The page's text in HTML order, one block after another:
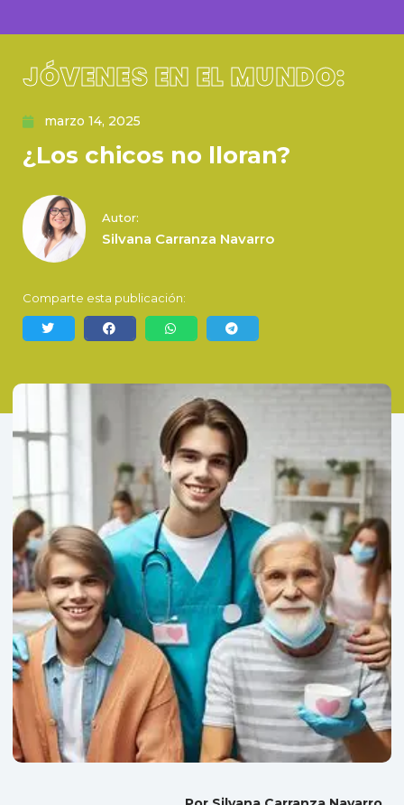
JÓVENES EN EL MUNDO:
marzo 14, 2025
¿Los chicos no lloran?
Autor:
Silvana Carranza Navarro
Comparte esta publicación: